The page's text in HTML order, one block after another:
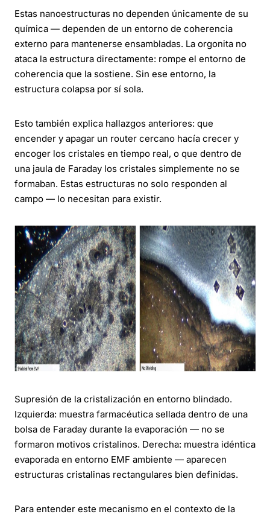
Estas nanoestructuras no dependen únicamente de su
química — dependen de un entorno de coherencia
externo para mantenerse ensambladas. La orgonita no
ataca la estructura directamente: rompe el entorno de
coherencia que la sostiene. Sin ese entorno, la
estructura colapsa por sí sola.
Esto también explica hallazgos anteriores: que
encender y apagar un router cercano hacía crecer y
encoger los cristales en tiempo real, o que dentro de
una jaula de Faraday los cristales simplemente no se
formaban. Estas estructuras no solo responden al
campo — lo necesitan para existir.
Supresión de la cristalización en entorno blindado.
Izquierda: muestra farmacéutica sellada dentro de una
bolsa de Faraday durante la evaporación — no se
formaron motivos cristalinos. Derecha: muestra idéntica
evaporada en entorno EMF ambiente — aparecen
estructuras cristalinas rectangulares bien definidas.
Para entender este mecanismo en el contexto de la